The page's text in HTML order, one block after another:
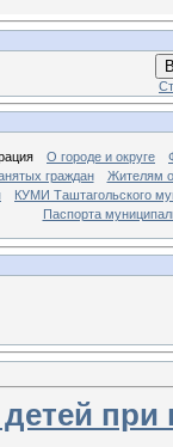
О городе и округе
граждан
Жителям
КУМИ Таштагольского
Паспорта